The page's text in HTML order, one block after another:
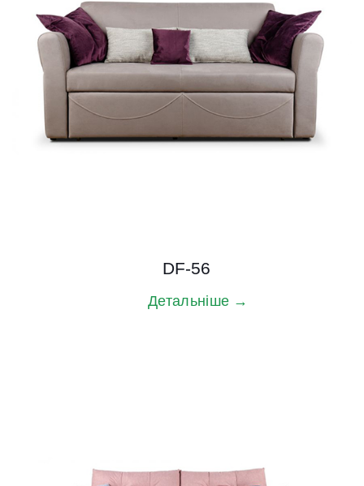
DF-56
Детальніше →